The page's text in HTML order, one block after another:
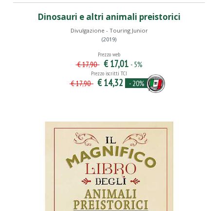
Dinosauri e altri animali preistorici
Divulgazione - Touring Junior
(2019)
Prezzo web
€ 17,90 € 17,01 - 5%
Prezzo iscritti TCI
€ 17,90 € 14,32 - 20%